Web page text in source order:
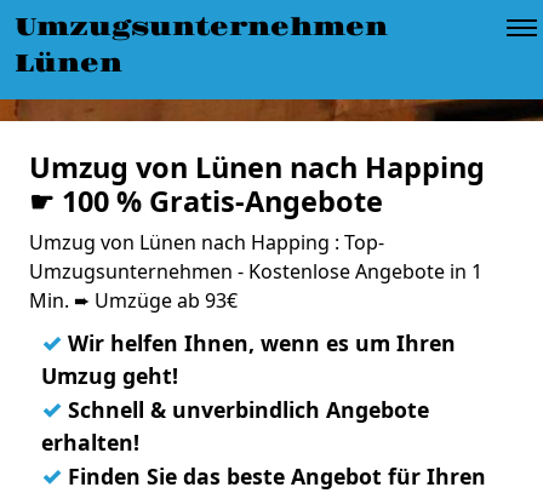
Umzugsunternehmen
Lünen
Umzug von Lünen nach Happing
☛ 100 % Gratis-Angebote
Umzug von Lünen nach Happing : Top-
Umzugsunternehmen - Kostenlose Angebote in 1
Min. ➨ Umzüge ab 93€
✓ Wir helfen Ihnen, wenn es um Ihren
Umzug geht!
✓ Schnell & unverbindlich Angebote
erhalten!
✓ Finden Sie das beste Angebot für Ihren